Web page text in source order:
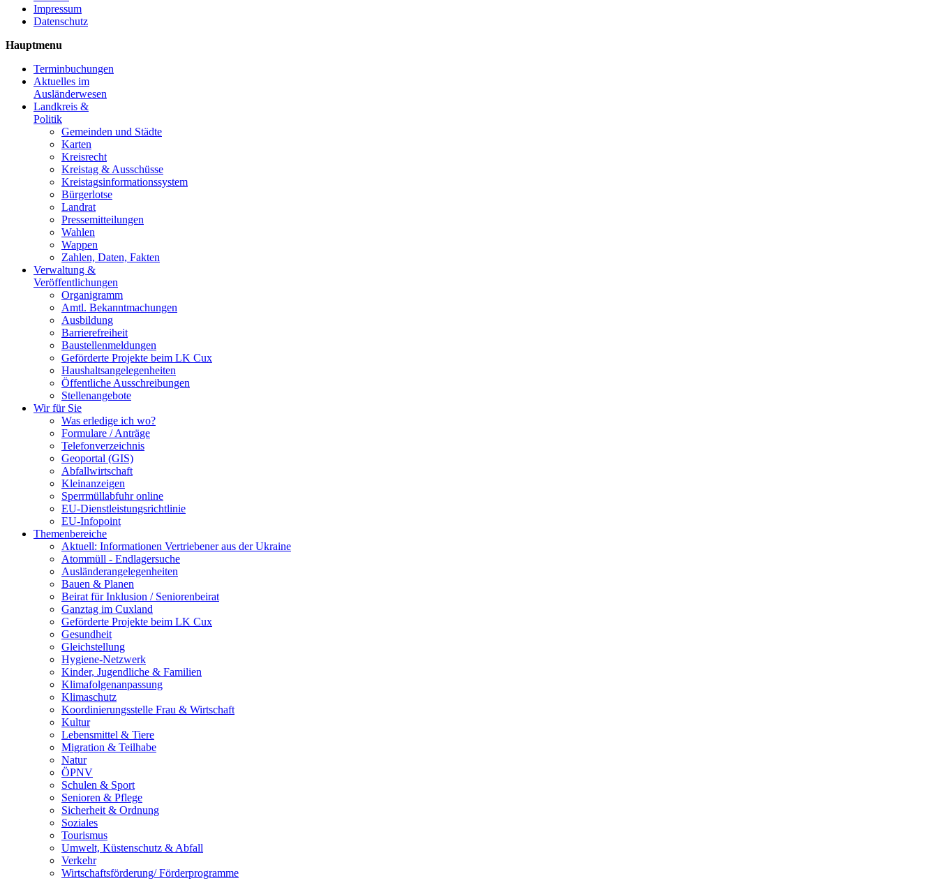
Impressum
Datenschutz
Hauptmenu
Terminbuchungen
Aktuelles im
Ausländerwesen
Landkreis &
Politik
Gemeinden und Städte
Karten
Kreisrecht
Kreistag & Ausschüsse
Kreistagsinformationssystem
Bürgerlotse
Landrat
Pressemitteilungen
Wahlen
Wappen
Zahlen, Daten, Fakten
Verwaltung &
Veröffentlichungen
Organigramm
Amtl. Bekanntmachungen
Ausbildung
Barrierefreiheit
Baustellenmeldungen
Geförderte Projekte beim LK Cux
Haushaltsangelegenheiten
Öffentliche Ausschreibungen
Stellenangebote
Wir für Sie
Was erledige ich wo?
Formulare / Anträge
Telefonverzeichnis
Geoportal (GIS)
Abfallwirtschaft
Kleinanzeigen
Sperrmüllabfuhr online
EU-Dienstleistungsrichtlinie
EU-Infopoint
Themenbereiche
Aktuell: Informationen Vertriebener aus der Ukraine
Atommüll - Endlagersuche
Ausländerangelegenheiten
Bauen & Planen
Beirat für Inklusion / Seniorenbeirat
Ganztag im Cuxland
Geförderte Projekte beim LK Cux
Gesundheit
Gleichstellung
Hygiene-Netzwerk
Kinder, Jugendliche & Familien
Klimafolgenanpassung
Klimaschutz
Koordinierungsstelle Frau & Wirtschaft
Kultur
Lebensmittel & Tiere
Migration & Teilhabe
Natur
ÖPNV
Schulen & Sport
Senioren & Pflege
Sicherheit & Ordnung
Soziales
Tourismus
Umwelt, Küstenschutz & Abfall
Verkehr
Wirtschaftsförderung/ Förderprogramme